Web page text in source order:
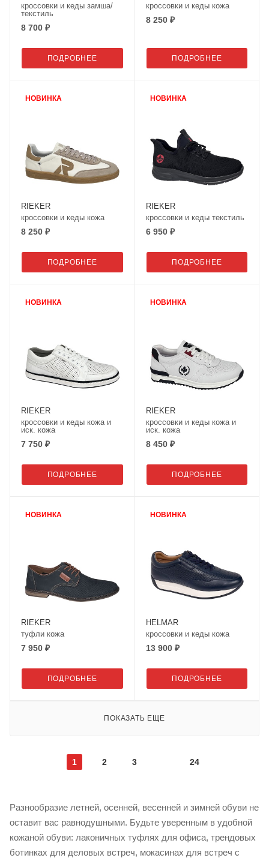
кроссовки и кеды замша/
текстиль
8 700 ₽
ПОДРОБНЕЕ
кроссовки и кеды кожа
8 250 ₽
ПОДРОБНЕЕ
НОВИНКА
RIEKER
кроссовки и кеды кожа
8 250 ₽
ПОДРОБНЕЕ
НОВИНКА
RIEKER
кроссовки и кеды текстиль
6 950 ₽
ПОДРОБНЕЕ
НОВИНКА
RIEKER
кроссовки и кеды кожа и
иск. кожа
7 750 ₽
ПОДРОБНЕЕ
НОВИНКА
RIEKER
кроссовки и кеды кожа и
иск. кожа
8 450 ₽
ПОДРОБНЕЕ
НОВИНКА
RIEKER
туфли кожа
7 950 ₽
ПОДРОБНЕЕ
НОВИНКА
HELMAR
кроссовки и кеды кожа
13 900 ₽
ПОДРОБНЕЕ
ПОКАЗАТЬ ЕЩЕ
1 2 3 24
Разнообразие летней, осенней, весенней и зимней обуви не
оставит вас равнодушными. Будьте уверенным в удобной
кожаной обуви: лаконичных туфлях для офиса, трендовых
ботинках для деловых встреч, мокасинах для встреч с